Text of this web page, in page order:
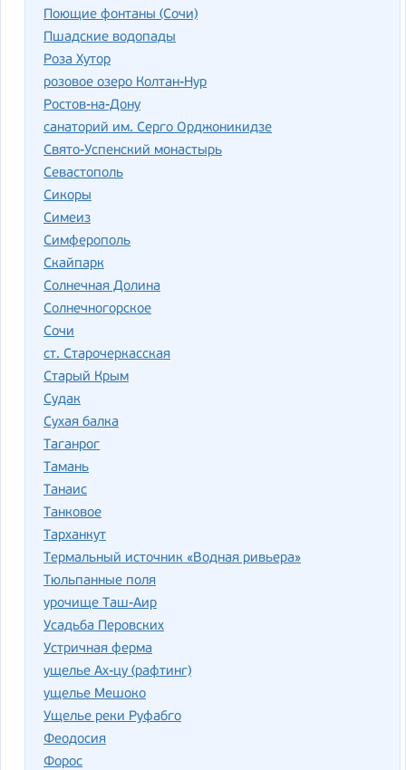
Поющие фонтаны (Сочи)
Пшадские водопады
Роза Хутор
розовое озеро Колтан-Нур
Ростов-на-Дону
санаторий им. Серго Орджоникидзе
Свято-Успенский монастырь
Севастополь
Сикоры
Симеиз
Симферополь
Скайпарк
Солнечная Долина
Солнечногорское
Сочи
ст. Старочеркасская
Старый Крым
Судак
Сухая балка
Таганрог
Тамань
Танаис
Танковое
Тарханкут
Термальный источник «Водная ривьера»
Тюльпанные поля
урочище Таш-Аир
Усадьба Перовских
Устричная ферма
ущелье Ах-цу (рафтинг)
ущелье Мешоко
Ущелье реки Руфабго
Феодосия
Форос